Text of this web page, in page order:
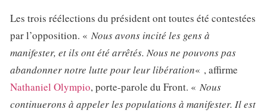
Les trois réélections du président ont toutes été contestées
par l’opposition. « Nous avons incité les gens à
manifester, et ils ont été arrêtés. Nous ne pouvons pas
abandonner notre lutte pour leur libération« , affirme
Nathaniel Olympio, porte-parole du Front. « Nous
continuerons à appeler les populations à manifester. Il est